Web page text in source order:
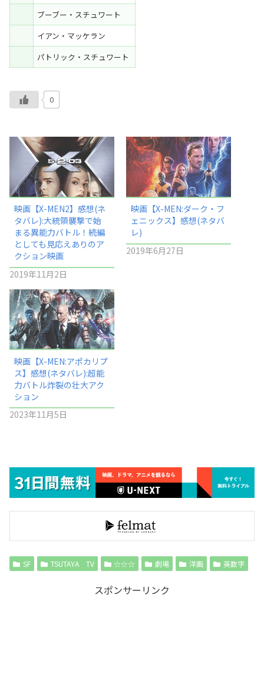
ブーブー・スチュワート
イアン・マッケラン
パトリック・スチュワート
0
映画【X-MEN2】感想(ネ
タバレ):大統領襲撃で始
まる異能力バトル！続編
としても見応えありのア
クション映画
2019年11月2日
映画【X-MEN:ダーク・フ
ェニックス】感想(ネタバ
レ)
2019年6月27日
映画【X-MEN:アポカリプ
ス】感想(ネタバレ):超能
力バトル炸裂の壮大アク
ション
2023年11月5日
SF TSUTAYA TV ☆☆☆ 劇場 洋画 英数字
スポンサーリンク